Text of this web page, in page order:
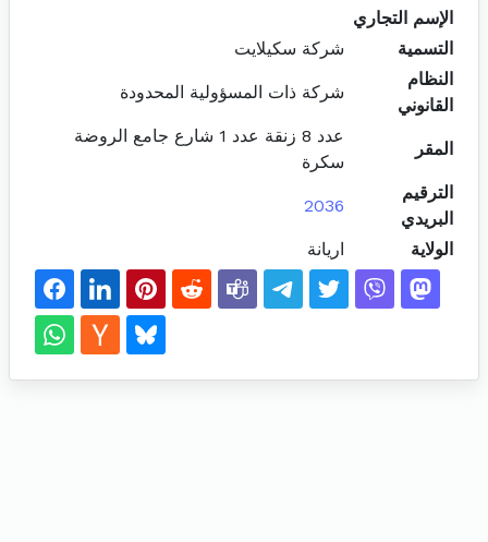
الإسم التجاري
التسمية
شركة سكيلايت
النظام
القانوني
شركة ذات المسؤولية المحدودة
المقر
عدد 8 زنقة عدد 1 شارع جامع الروضة
سكرة
الترقيم
البريدي
2036
الولاية اريانة